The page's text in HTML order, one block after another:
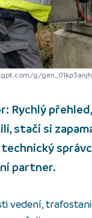
g/
Rychlý
stačí si
technický
partner.
vedení,